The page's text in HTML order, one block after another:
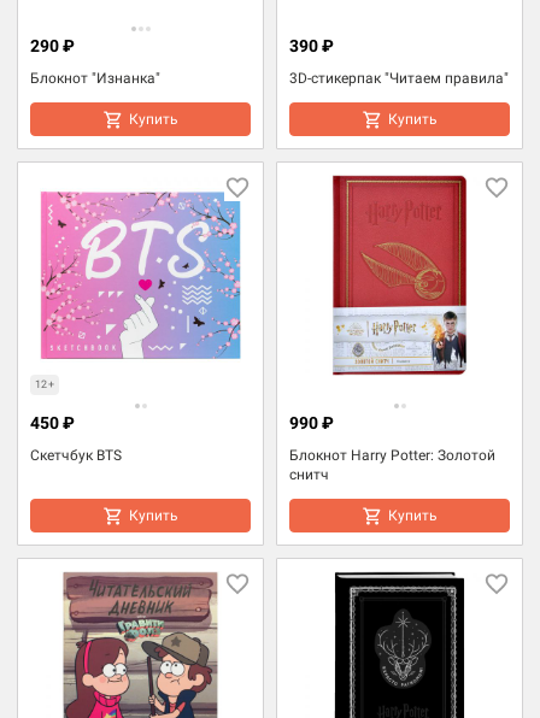
Блокнот "Изнанка"
290 ₽
Купить
3D-стикерпак "Читаем правила"
390 ₽
Купить
12+
Скетчбук BTS
450 ₽
Купить
Блокнот Harry Potter: Золотой
снитч
990 ₽
Купить